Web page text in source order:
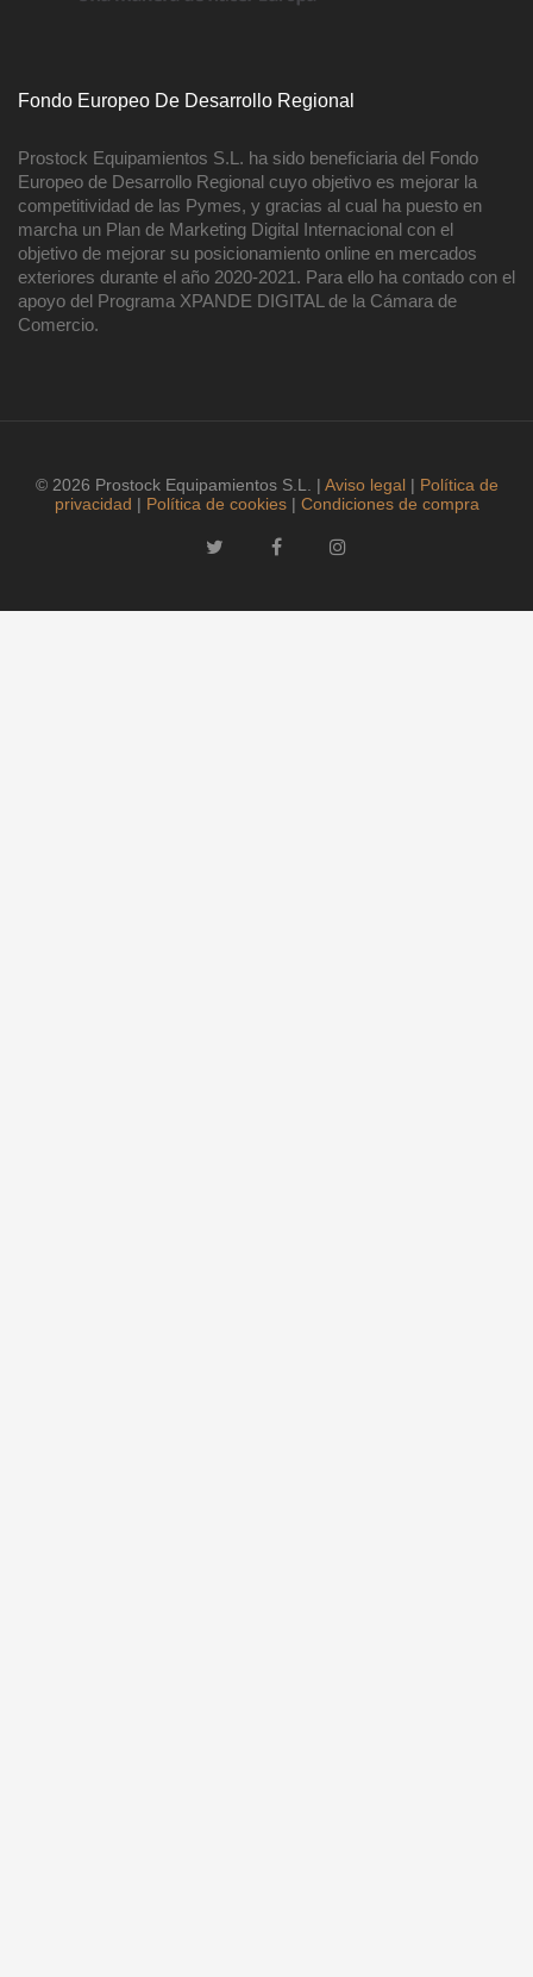
Fondo Europeo De Desarrollo Regional
Prostock Equipamientos S.L. ha sido beneficiaria del Fondo
Europeo de Desarrollo Regional cuyo objetivo es mejorar la
competitividad de las Pymes, y gracias al cual ha puesto en
marcha un Plan de Marketing Digital Internacional con el
objetivo de mejorar su posicionamiento online en mercados
exteriores durante el año 2020-2021. Para ello ha contado con el
apoyo del Programa XPANDE DIGITAL de la Cámara de
Comercio.
© 2026 Prostock Equipamientos S.L. | Aviso legal| Política de
privacidad | Política de cookies| Condiciones de compra